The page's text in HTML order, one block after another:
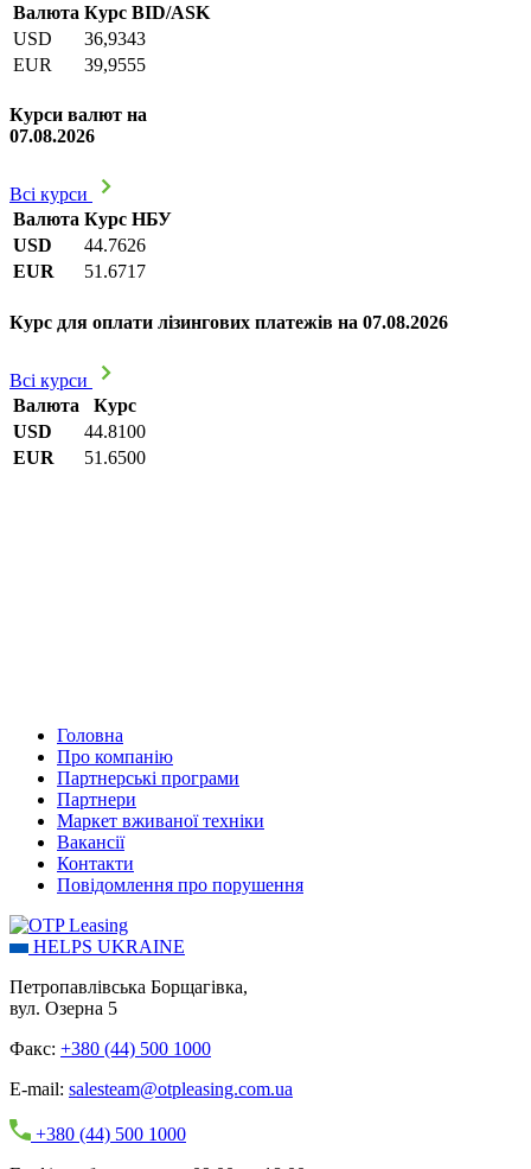
Валюта Курс BID/ASK
USD
36,9343
EUR
39,9555
Курси валют на
07.08.2026
Всі курси
Валюта Курс НБУ
USD
44.7626
EUR
51.6717
Курс для оплати лізингових платежів на 07.08.2026
Всі курси
Валюта
Курс
USD
44.8100
EUR
51.6500
Головна
Про компанію
Партнерські програми
Партнери
Маркет вживаної техніки
Вакансії
Контакти
Повідомлення про порушення
HELPS UKRAINE
Петропавлівська Борщагівка,
вул. Озерна 5
Факс: +380 (44) 500 1000
E-mail: salesteam@otpleasing.com.ua
+380 (44) 500 1000